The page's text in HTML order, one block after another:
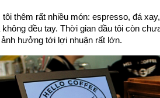
tôi thêm rất nhiều món: espresso, đá
không đều tay. Thời gian đầu tôi còn
ảnh hưởng tới lợi nhuận rất lớn.